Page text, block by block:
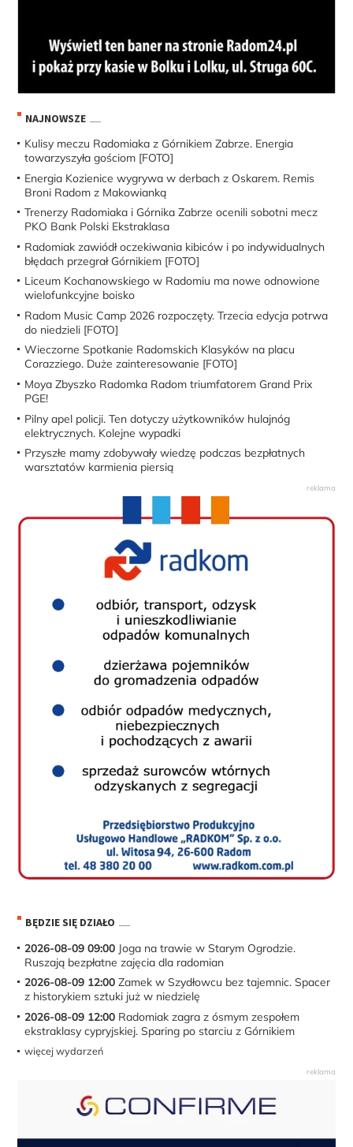
NAJNOWSZE
Kulisy meczu Radomiaka z Górnikiem Zabrze. Energia
towarzyszyła gościom [FOTO]
Energia Kozienice wygrywa w derbach z Oskarem. Remis
Broni Radom z Makowianką
Trenerzy Radomiaka i Górnika Zabrze ocenili sobotni mecz
PKO Bank Polski Ekstraklasa
Radomiak zawiódł oczekiwania kibiców i po indywidualnych
błędach przegrał Górnikiem [FOTO]
Liceum Kochanowskiego w Radomiu ma nowe odnowione
wielofunkcyjne boisko
Radom Music Camp 2026 rozpoczęty. Trzecia edycja potrwa
do niedzieli [FOTO]
Wieczorne Spotkanie Radomskich Klasyków na placu
Corazziego. Duże zainteresowanie [FOTO]
Moya Zbyszko Radomka Radom triumfatorem Grand Prix
PGE!
Pilny apel policji. Ten dotyczy użytkowników hulajnóg
elektrycznych. Kolejne wypadki
Przyszłe mamy zdobywały wiedzę podczas bezpłatnych
warsztatów karmienia piersią
BĘDZIE SIĘ DZIAŁO
2026-08-09 09:00 Joga na trawie w Starym Ogrodzie.
Ruszają bezpłatne zajęcia dla radomian
2026-08-09 12:00 Zamek w Szydłowcu bez tajemnic. Spacer
z historykiem sztuki już w niedzielę
2026-08-09 12:00 Radomiak zagra z ósmym zespołem
ekstraklasy cypryjskiej. Sparing po starciu z Górnikiem
więcej wydarzeń